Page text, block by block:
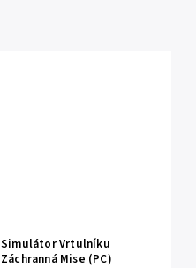
Simulátor Vrtulníku
Záchranná Mise (PC)